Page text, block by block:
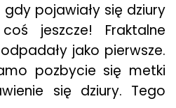
pojawiały się dziury
jeszcze! Fraktalne
jako pierwsze.
pozbycie się metki
się dziury. Tego